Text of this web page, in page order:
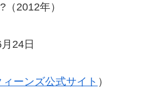
2012年）
24日
ィーンズ公式サイト ）